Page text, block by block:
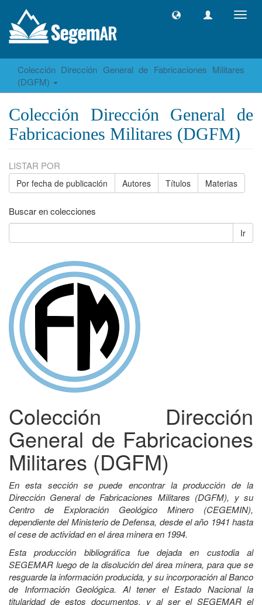
Colección Dirección General de Fabricaciones Militares
(DGFM)
Colección Dirección General de
Fabricaciones Militares (DGFM)
LISTAR POR
Por fecha de publicación Autores Títulos Materias
Buscar en colecciones
Ir
Colección Dirección
General de Fabricaciones
Militares (DGFM)
En esta sección se puede encontrar la producción de la
Dirección General de Fabricaciones Militares (DGFM), y su
Centro de Exploración Geológico Minero (CEGEMIN),
dependiente del Ministerio de Defensa, desde el año 1941 hasta
el cese de actividad en el área minera en 1994.
Esta producción bibliográfica fue dejada en custodia al
SEGEMAR luego de la disolución del área minera, para que se
resguarde la información producida, y su incorporación al Banco
de Información Geológica. Al tener el Estado Nacional la
titularidad de estos documentos, y al ser el SEGEMAR el